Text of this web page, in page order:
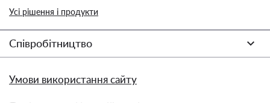
Усі рішення і продукти
Співробітництво
Умови використання сайту